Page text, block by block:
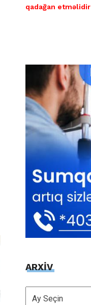
qadağan etməlidir
ARXİV
ARXİV